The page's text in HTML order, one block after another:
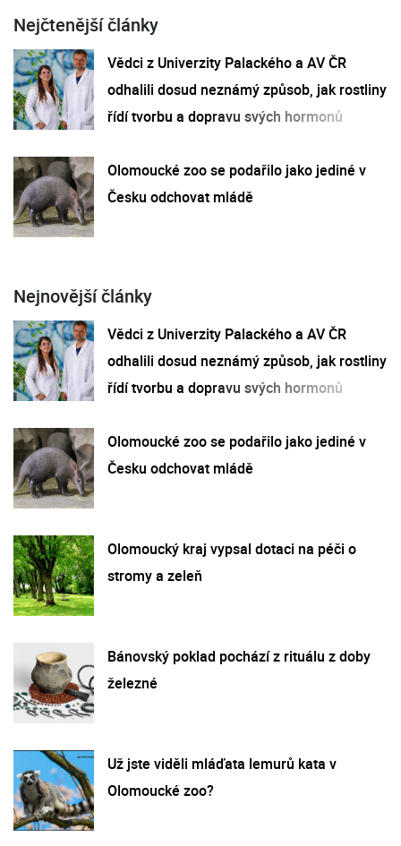
Nejčtenější články
Vědci z Univerzity Palackého a AV ČR
odhalili dosud neznámý způsob, jak rostliny
řídí tvorbu a dopravu svých hormonů
Olomoucké zoo se podařilo jako jediné v
Česku odchovat mládě
Nejnovější články
Vědci z Univerzity Palackého a AV ČR
odhalili dosud neznámý způsob, jak rostliny
řídí tvorbu a dopravu svých hormonů
Olomoucké zoo se podařilo jako jediné v
Česku odchovat mládě
Olomoucký kraj vypsal dotaci na péči o
stromy a zeleň
Bánovský poklad pochází z rituálu z doby
železné
Už jste viděli mláďata lemurů kata v
Olomoucké zoo?